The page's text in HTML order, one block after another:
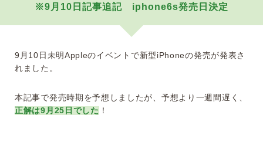
※9月10日記事追記 iphone6s発売日決定
9月10日未明Appleのイベントで新型iPhoneの発売が発表さ
れました。
本記事で発売時期を予想しましたが、予想より一週間遅く、
正解は9月25日でした ！